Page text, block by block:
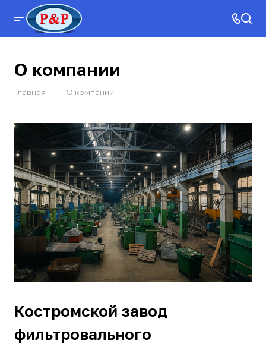
О компании
Главная — О компании
Костромской завод
фильтровального